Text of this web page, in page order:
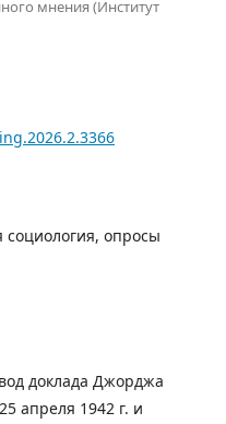
мнения (Институт
опросы
доклада Джорджа
апреля 1942 г. и